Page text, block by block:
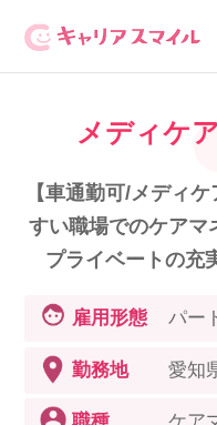
無料相談・
無料転職相談
選択
派遣で働く
正社員・
介護
メディケ
【車通勤可/メディ
すい職場でのケア
プライベートの充
雇用形態 パー
勤務地 愛知